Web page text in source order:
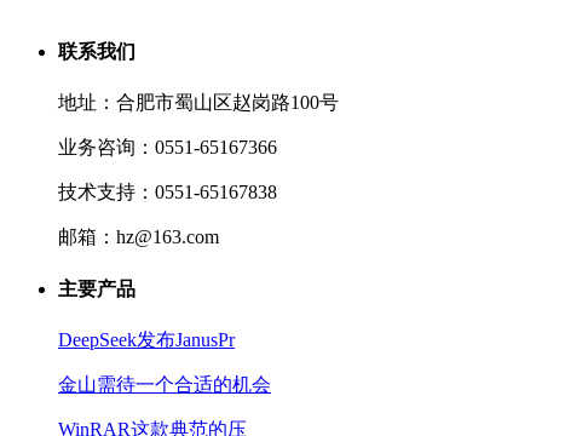
联系我们
地址：合肥市蜀山区赵岗路100号
业务咨询：0551-65167366
技术支持：0551-65167838
邮箱：hz@163.com
主要产品
DeepSeek发布JanusPr
金山需待一个合适的机会
WinRAR这款典范的压